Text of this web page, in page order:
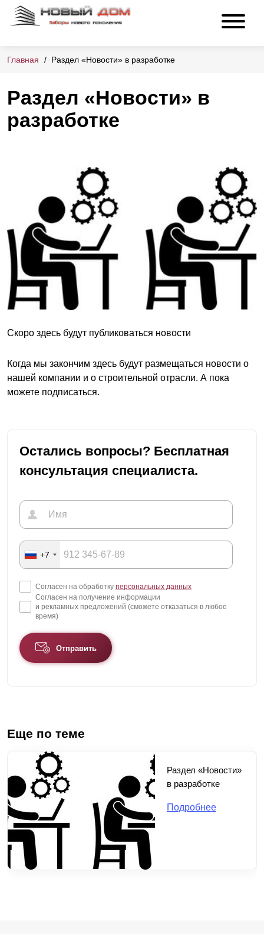
Главная Раздел «Новости» в разработке
Раздел «Новости» в
разработке
Скоро здесь будут публиковаться новости
Когда мы закончим здесь будут размещаться новости о
нашей компании и о строительной отрасли. А пока
можете подписаться.
Остались вопросы? Бесплатная
консультация специалиста.
+7
Согласен на обработку персональных данных
Согласен на получение информации
и рекламных предложений (сможете отказаться в любое
время)
Отправить
Еще по теме
Раздел «Новости»
в разработке
Подробнее